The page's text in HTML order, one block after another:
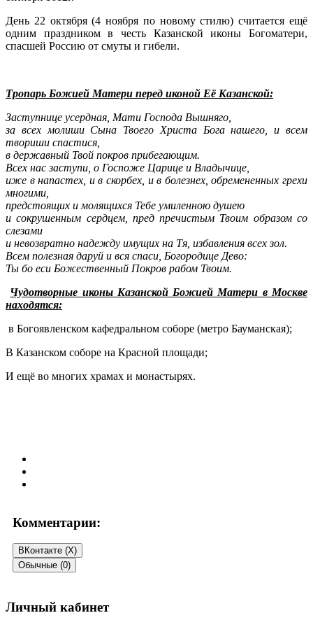
День 22 октября (4 ноября по новому стилю) считается ещё
одним праздником в честь Казанской иконы Богоматери,
спасшей Россию от смуты и гибели.
Тропарь Божией Матери перед иконой Её Казанской:
Заступнице усердная, Мати Господа Вышняго,
за всех молиши Сына Твоего Христа Бога нашего, и всем
твориши спастися,
в державный Твой покров прибегающим.
Всех нас заступи, о Госпоже Царице и Владычице,
иже в напастех, и в скорбех, и в болезнех, обремененных грехи
многими,
предстоящих и молящихся Тебе умиленною душею
и сокрушенным сердцем, пред пречистым Твоим образом со
слезами
и невозвратно надежду имущих на Тя, избавления всех зол.
Всем полезная даруй и вся спаси, Богородице Дево:
Ты бо еси Божественный Покров рабом Твоим.
Чудотворные иконы Казанской Божией Матери в Москве
находятся:
в Богоявленском кафедральном соборе (метро Бауманская);
В Казанском соборе на Красной площади;
И ещё во многих храмах и монастырях.
Комментарии:
ВКонтакте (X)
Обычные (0)
Добавить комментарий
Личный кабинет